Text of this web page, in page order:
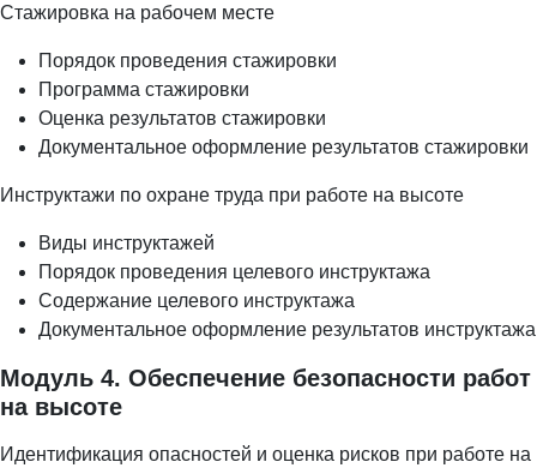
Стажировка на рабочем месте
Порядок проведения стажировки
Программа стажировки
Оценка результатов стажировки
Документальное оформление результатов стажировки
Инструктажи по охране труда при работе на высоте
Виды инструктажей
Порядок проведения целевого инструктажа
Содержание целевого инструктажа
Документальное оформление результатов инструктажа
Модуль 4. Обеспечение безопасности работ
на высоте
Идентификация опасностей и оценка рисков при работе на